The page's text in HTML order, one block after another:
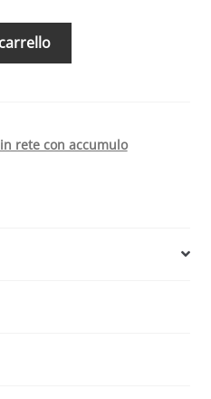
rete con accumulo